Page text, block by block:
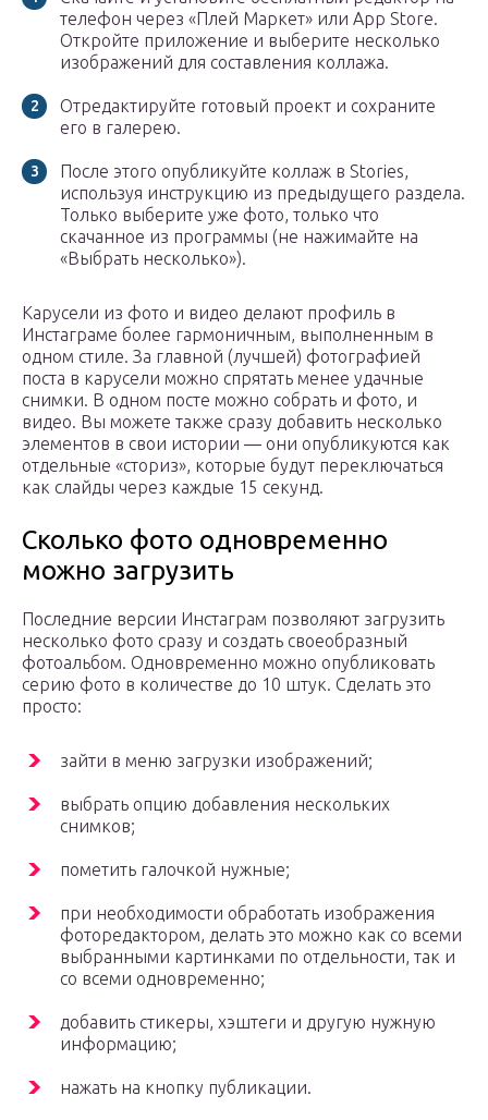
телефон через «Плей Маркет» или App Store.
Откройте приложение и выберите несколько
изображений для составления коллажа.
Отредактируйте готовый проект и сохраните
его в галерею.
После этого опубликуйте коллаж в Stories,
используя инструкцию из предыдущего раздела.
Только выберите уже фото, только что
скачанное из программы (не нажимайте на
«Выбрать несколько»).
Карусели из фото и видео делают профиль в
Инстаграме более гармоничным, выполненным в
одном стиле. За главной (лучшей) фотографией
поста в карусели можно спрятать менее удачные
снимки. В одном посте можно собрать и фото, и
видео. Вы можете также сразу добавить несколько
элементов в свои истории — они опубликуются как
отдельные «сториз», которые будут переключаться
как слайды через каждые 15 секунд.
Сколько фото одновременно
можно загрузить
Последние версии Инстаграм позволяют загрузить
несколько фото сразу и создать своеобразный
фотоальбом. Одновременно можно опубликовать
серию фото в количестве до 10 штук. Сделать это
просто:
зайти в меню загрузки изображений;
выбрать опцию добавления нескольких
снимков;
пометить галочкой нужные;
при необходимости обработать изображения
фоторедактором, делать это можно как со всеми
выбранными картинками по отдельности, так и
со всеми одновременно;
добавить стикеры, хэштеги и другую нужную
информацию;
нажать на кнопку публикации.